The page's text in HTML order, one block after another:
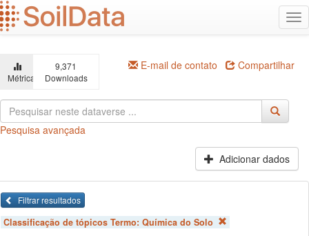
Ir
para
o
principal
Métricas
9,371
Downloads
E-mail de contato Compartilhar
Pesquisa avançada
Adicionar dados
Filtrar resultados
Classificação de tópicos Termo: Química do Solo